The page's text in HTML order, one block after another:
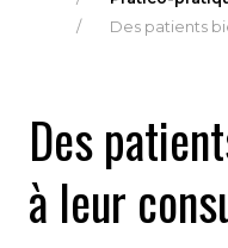
Des patients
Des
à leur